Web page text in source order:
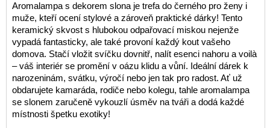
Aromalampa s dekorem slona je trefa do černého pro ženy i
muže, kteří ocení stylové a zároveň praktické dárky! Tento
keramický skvost s hlubokou odpařovací miskou nejenže
vypadá fantasticky, ale také provoní každý kout vašeho
domova. Stačí vložit svíčku dovnitř, nalít esenci nahoru a voilà
– váš interiér se promění v oázu klidu a vůní. Ideální dárek k
narozeninám, svátku, výročí nebo jen tak pro radost. Ať už
obdarujete kamaráda, rodiče nebo kolegu, tahle aromalampa
se slonem zaručeně vykouzlí úsměv na tváři a dodá každé
místnosti špetku exotiky!